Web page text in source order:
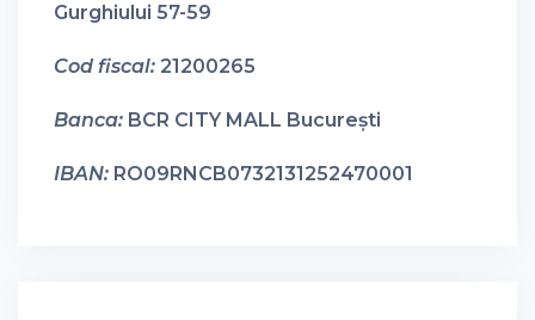
Gurghiului 57-59
Cod fiscal: 21200265
Banca: BCR CITY MALL București
IBAN: RO09RNCB0732131252470001